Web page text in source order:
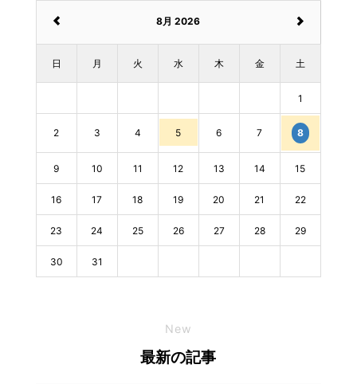
8月 2026
日 月 火 水 木 金 土
1
2 3 4 5 6 7 8
9 10 11 12 13 14 15
16 17 18 19 20 21 22
23 24 25 26 27 28 29
30 31
New
最新の記事